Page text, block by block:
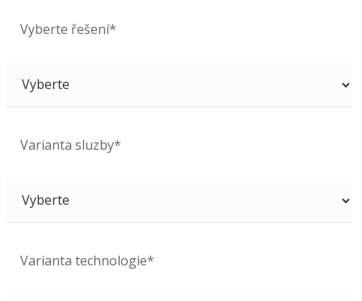
Vyberte řešení*
Varianta sluzby*
Varianta technologie*